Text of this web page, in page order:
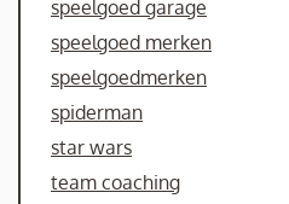
speelgoed garage
speelgoed merken
speelgoedmerken
spiderman
star wars
team coaching